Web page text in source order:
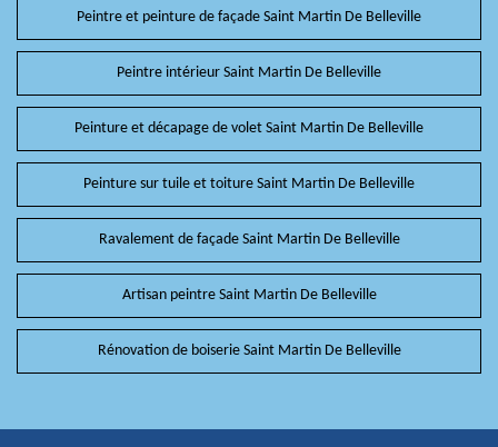
Peintre et peinture de façade Saint Martin De Belleville
Peintre intérieur Saint Martin De Belleville
Peinture et décapage de volet Saint Martin De Belleville
Peinture sur tuile et toiture Saint Martin De Belleville
Ravalement de façade Saint Martin De Belleville
Artisan peintre Saint Martin De Belleville
Rénovation de boiserie Saint Martin De Belleville